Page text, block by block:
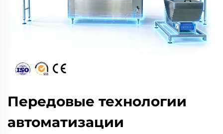
Передовые технологии
автоматизации